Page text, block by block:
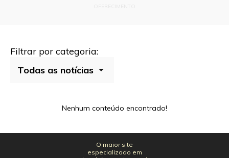
Filtrar por categoria:
Nenhum conteúdo encontrado!
O maior site
especializado em